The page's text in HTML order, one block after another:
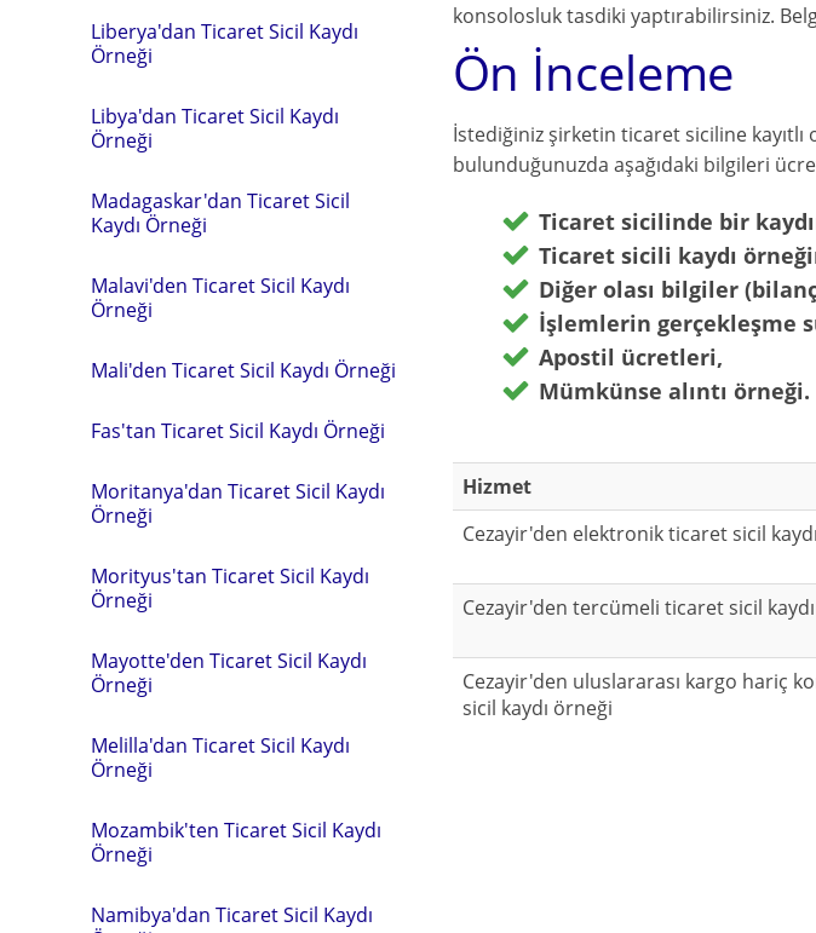
Liberya'dan Ticaret Sicil Kaydı
Örneği
Libya'dan Ticaret Sicil Kaydı
Örneği
Madagaskar'dan Ticaret Sicil
Kaydı Örneği
Malavi'den Ticaret Sicil Kaydı
Örneği
Mali'den Ticaret Sicil Kaydı Örneği
Fas'tan Ticaret Sicil Kaydı Örneği
Moritanya'dan Ticaret Sicil Kaydı
Örneği
Morityus'tan Ticaret Sicil Kaydı
Örneği
Mayotte'den Ticaret Sicil Kaydı
Örneği
Melilla'dan Ticaret Sicil Kaydı
Örneği
Mozambik'ten Ticaret Sicil Kaydı
Örneği
Namibya'dan Ticaret Sicil Kaydı
konsolosluk tasdiki yaptırabilirsiniz.
Ön İnceleme
İstediğiniz şirketin ticaret siciline kayıtlı
bulunduğunuzda aşağıdaki bilgileri
Ticaret sicilinde bir
Ticaret sicili kaydı
Diğer olası bilgiler
İşlemlerin gerçekleşme
Apostil ücretleri,
Mümkünse alıntı örneği.
Hizmet
Cezayir'den elektronik ticaret sicil
Cezayir'den tercümeli ticaret sicil
Cezayir'den uluslararası kargo hariç
sicil kaydı örneği